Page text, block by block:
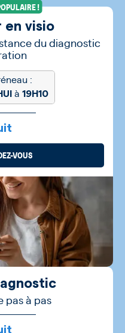
!
en visio
du diagnostic
:
à 19H10
VOUS
pas à pas